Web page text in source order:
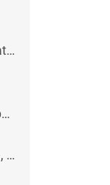
4kroužkový pořadač Pigna Nature Flowers - A4, 35 mm, mix motivů
Pilot B2P Ecoball - Kuličkové pero
Pilot, popisovač na bílé tabule, seříznutý hrot, V-Board Master Chisel